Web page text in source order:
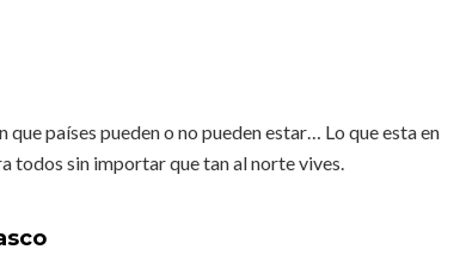
países pueden o no pueden estar… Lo que esta en
todos sin importar que tan al norte vives.